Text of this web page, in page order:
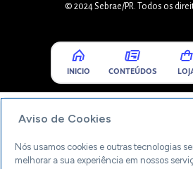
© 2024 Sebrae/PR. Todos os
INICIO CONTEÚDOS
Aviso de Cookies
Nós usamos cookies e outras tecnologias
melhorar a sua experiência em nossos